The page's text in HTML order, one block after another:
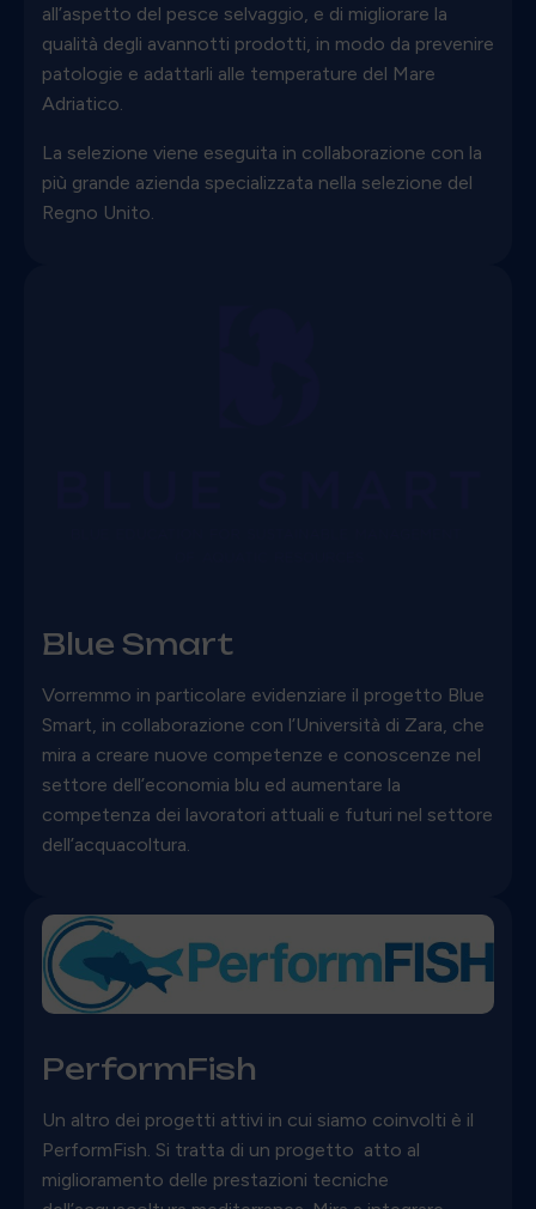
all’aspetto del pesce selvaggio, e di migliorare la
qualità degli avannotti prodotti, in modo da prevenire
patologie e adattarli alle temperature del Mare
Adriatico.
La selezione viene eseguita in collaborazione con la
più grande azienda specializzata nella selezione del
Regno Unito.
Blue Smart
Vorremmo in particolare evidenziare il progetto Blue
Smart, in collaborazione con l’Università di Zara, che
mira a creare nuove competenze e conoscenze nel
settore dell’economia blu ed aumentare la
competenza dei lavoratori attuali e futuri nel settore
dell’acquacoltura.
PerformFish
Un altro dei progetti attivi in cui siamo coinvolti è il
PerformFish. Si tratta di un progetto atto al
miglioramento delle prestazioni tecniche